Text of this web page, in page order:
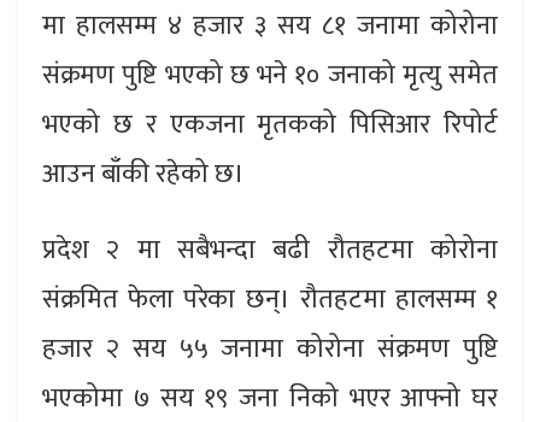
मा हालसम्म ४ हजार ३ सय ८१ जनामा कोरोना
संक्रमण पुष्टि भएको छ भने १० जनाको मृत्यु समेत
भएको छ र एकजना मृतकको पिसिआर रिपोर्ट
आउन बाँकी रहेको छ।
प्रदेश २ मा सबैभन्दा बढी रौतहटमा कोरोना
संक्रमित फेला परेका छन्। रौतहटमा हालसम्म १
हजार २ सय ५५ जनामा कोरोना संक्रमण पुष्टि
भएकोमा ७ सय १९ जना निको भएर आफ्नो घर